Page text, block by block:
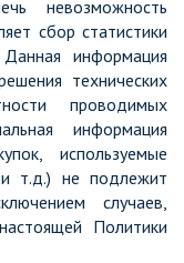
невозможность
сбор статистики
информация
технических
проводимых
информация
используемые
т.д.) не подлежит
случаев,
Политики